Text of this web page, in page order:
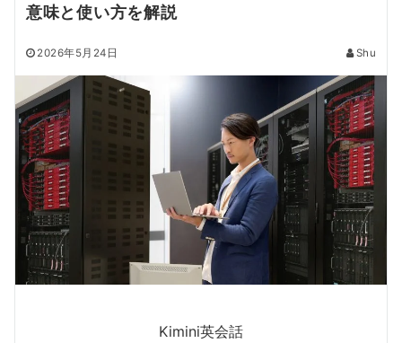
意味と使い方を解説
2026年5月24日 Shu
Kimini英会話